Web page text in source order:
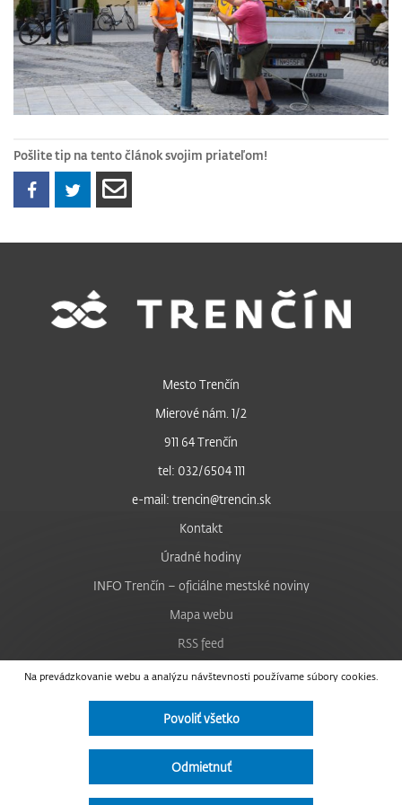
Pošlite tip na tento článok svojim priateľom!
Na prevádzkovanie webu a analýzu návštevnosti používame súbory cookies.
Povoliť všetko
Odmietnuť
Mesto Trenčín
Mierové nám. 1/2
911 64 Trenčín
tel: 032/6504 111
e-mail: trencin@trencin.sk
Kontakt
Úradné hodiny
INFO Trenčín – oficiálne mestské noviny
Mapa webu
RSS feed
Nastavenie cookies
Facebook
Instagram
Vyhlásenie o prístupnosti